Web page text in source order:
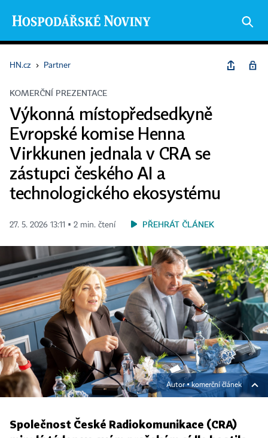
HN.cz › Partner
KOMERČNÍ PREZENTACE
Výkonná místopředsedkyně
Evropské komise Henna
Virkkunen jednala v CRA se
zástupci českého AI a
technologického ekosystému
27. 5. 2026 13:11 ▪ 2 min. čtení PŘEHRÁT ČLÁNEK
Autor ▪ komerční článek
Společnost České Radiokomunikace (CRA)